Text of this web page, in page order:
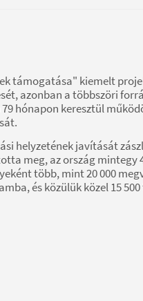
támogatása" kiemelt
azonban a többszöri
79 hónapon keresztül
helyzetének javítását
meg, az ország mintegy
több, mint 20 000
és közülük közel 15